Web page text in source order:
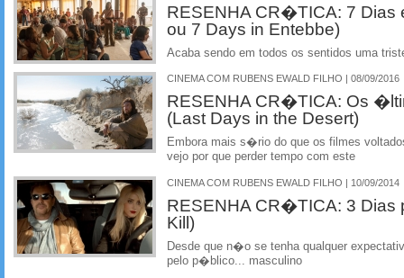
RESENHA CR�TICA: 7 Dias
ou 7 Days in Entebbe)
Acaba sendo em todos os sentidos uma
CINEMA COM RUBENS EWALD FILHO | 08/09/2016
RESENHA CR�TICA: Os
(Last Days in the Desert)
Embora mais s�rio do que os filmes
vejo por que perder tempo com este
CINEMA COM RUBENS EWALD FILHO | 10/09/2014
RESENHA CR�TICA: 3 Dias
Kill)
Desde que n�o se tenha qualquer
pelo p�blico... masculino